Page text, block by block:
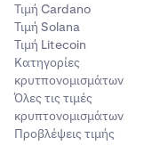
Τιμή Cardano
Τιμή Solana
Τιμή Litecoin
Κατηγορίες
κρυτπονομισμάτων
Όλες τις τιμές
κρυπτονομισμάτων
Προβλέψεις τιμής